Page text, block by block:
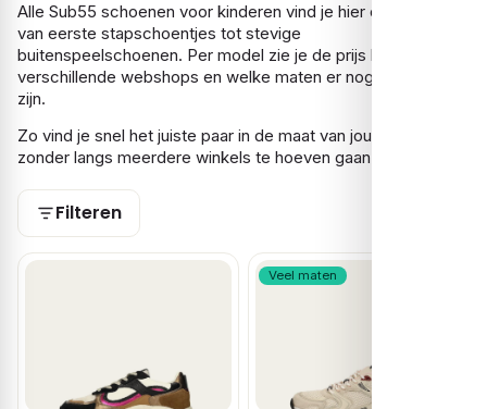
Alle Sub55 schoenen voor kinderen vind je hier op één plek,
van eerste stapschoentjes tot stevige
buitenspeelschoenen. Per model zie je de prijs bij
verschillende webshops en welke maten er nog beschikbaar
zijn.
Zo vind je snel het juiste paar in de maat van jouw kind,
zonder langs meerdere winkels te hoeven gaan.
Filteren
Veel maten